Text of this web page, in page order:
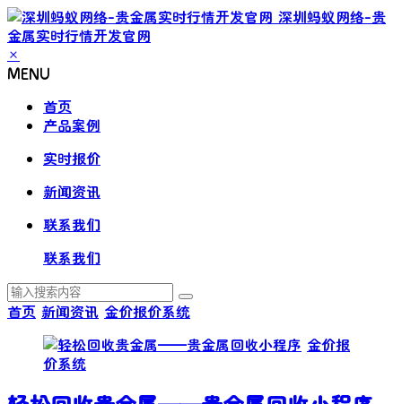
深圳蚂蚁网络-贵
金属实时行情开发官网
×
MENU
首页
产品案例
实时报价
新闻资讯
联系我们
联系我们
首页 新闻资讯 金价报价系统
金价报
价系统